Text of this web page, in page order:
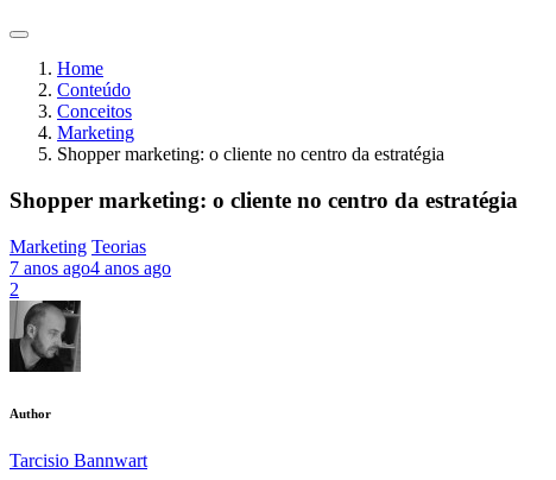
Home
Conteúdo
Conceitos
Marketing
Shopper marketing: o cliente no centro da estratégia
Shopper marketing: o cliente no centro da estratégia
Marketing Teorias
7 anos ago4 anos ago
2
Author
Tarcisio Bannwart